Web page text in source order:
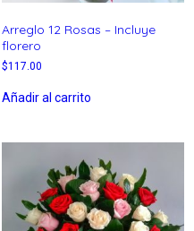
Arreglo 12 Rosas – Incluye
florero
$117.00
Añadir al carrito